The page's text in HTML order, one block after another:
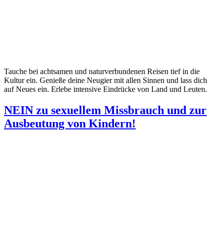
Tauche bei achtsamen und naturverbundenen Reisen tief in die
Kultur ein. Genieße deine Neugier mit allen Sinnen und lass dich
auf Neues ein. Erlebe intensive Eindrücke von Land und Leuten.
NEIN zu sexuellem Missbrauch und zur
Ausbeutung von Kindern!